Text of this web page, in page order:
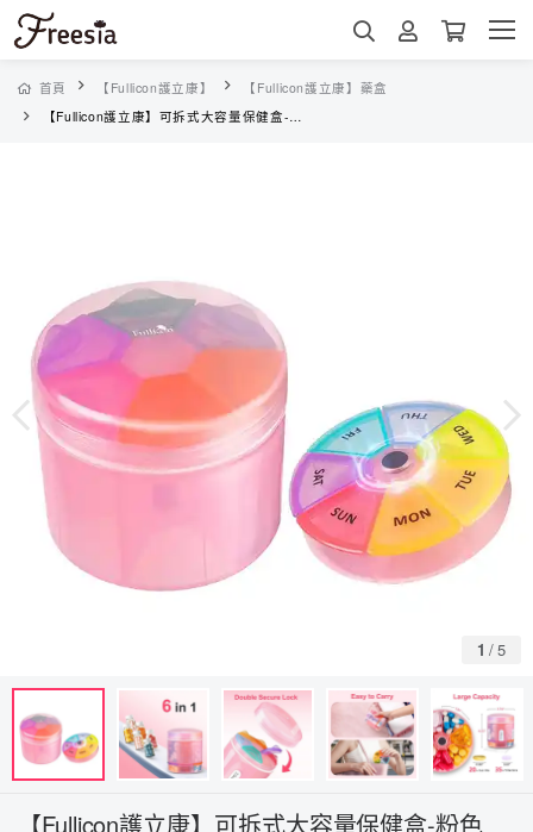
首頁 【Fullicon護立康】
【Fullicon護立康】藥盒
【Fullicon護立康】可拆式大容量保健盒-粉色(EKB-392)
1 /5
【Fullicon護立康】可拆式大容量保健盒-粉色